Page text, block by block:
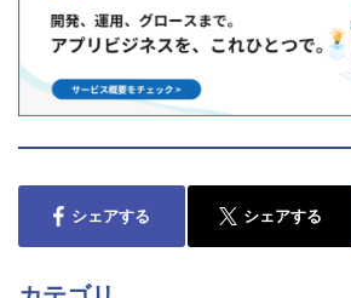
シェアする シェアする